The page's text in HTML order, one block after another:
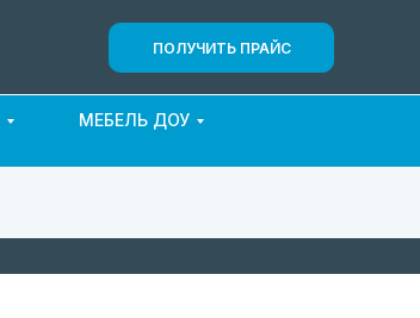
ПОЛУЧИТЬ ПРАЙС
МЕБЕЛЬ ДОУ